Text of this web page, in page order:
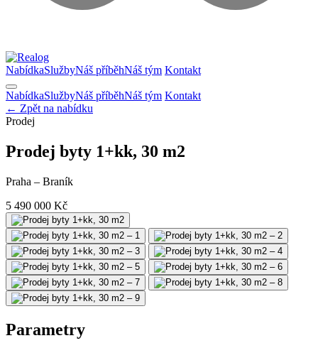
NabídkaSlužbyNáš příběhNáš tým Kontakt
NabídkaSlužbyNáš příběhNáš tým Kontakt
← Zpět na nabídku
Prodej
Prodej byty 1+kk, 30 m2
Praha – Braník
5 490 000 Kč
Parametry